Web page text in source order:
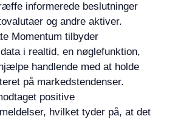
informerede beslutninger
og andre aktiver.
Momentum tilbyder
i realtid, en nøglefunktion,
handlende med at holde
på markedstendenser.
positive
hvilket tyder på, at det